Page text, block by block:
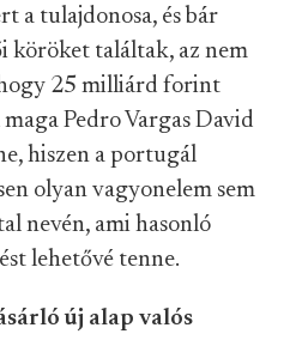
a tulajdonosa, és bár
köröket találtak, az nem
25 milliárd forint
Pedro Vargas David
hiszen a portugál
olyan vagyonelem sem
nevén, ami hasonló
lehetővé tenne.
új alap valós